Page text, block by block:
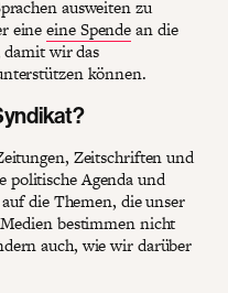
ausweiten zu
eineeine Spendean die
wir das
können.
Zeitschriften und
politische Agenda und
die Themen, die unser
bestimmen nicht
auch, wie wir darüber